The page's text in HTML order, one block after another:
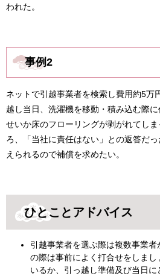
われた。
事例2
ネットで引越事業者を検索し費用約5万
越し当日、洗濯機を移動・積み込む際
せいか床のフローリングが剥がれてし
ろ、「当社に責任はない」との返答だ
えられるので補償を求めたい。
ひとことアドバイス
引越事業者を選ぶ際は複数事業
の際は事前によく打合せをしま
いるか、引っ越し準備及び当日